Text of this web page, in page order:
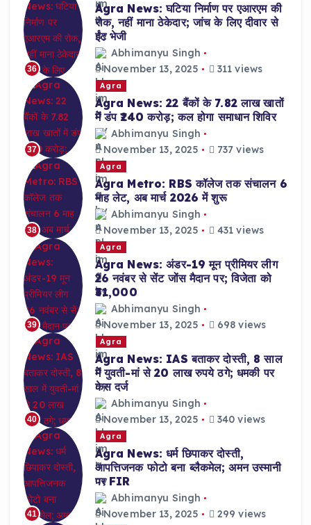
36
Agra News: घटिया निर्माण पर एआरएम की
रोक, नहीं माना ठेकेदार; जांच के लिए दीवार से
ईंट भेजी
Abhimanyu Singh
November 13, 2025
311 views
37
Agra
Agra News: 22 बैंकों के 7.82 लाख खातों
में डंप ₹240 करोड़; कल होगा समाधान शिविर
Abhimanyu Singh
November 13, 2025
737 views
38
Agra
Agra Metro: RBS कॉलेज तक संचालन 6
माह लेट, अब मार्च 2026 में शुरू
Abhimanyu Singh
November 13, 2025
431 views
39
Agra
Agra News: अंडर-19 मून प्रीमियर लीग
26 नवंबर से सेंट जोंस मैदान पर; विजेता को
₹31,000
Abhimanyu Singh
November 13, 2025
698 views
40
Agra
Agra News: IAS बताकर दोस्ती, 8 साल
में युवती-मां से 20 लाख रुपये ठगे; धमकी पर
केस दर्ज
Abhimanyu Singh
November 13, 2025
340 views
41
Agra
Agra News: धर्म छिपाकर दोस्ती,
आपत्तिजनक फोटो बना ब्लैकमेल; अमन उस्मानी
पर FIR
Abhimanyu Singh
November 13, 2025
299 views